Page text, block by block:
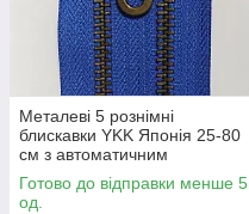
Металеві 5 рознімні
блискавки YKK Японія 25-80
см з автоматичним
фіксатором різні кольори
Готово до відправки менше 5
од.